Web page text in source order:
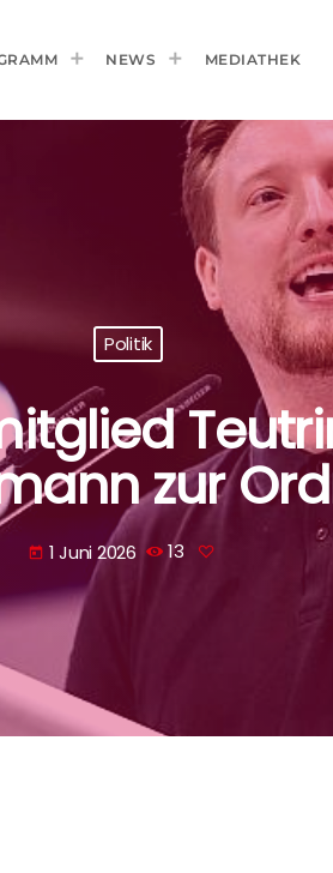
NEWS MEDIATHEK
Politik
zur
today 1 Juni 2026 13